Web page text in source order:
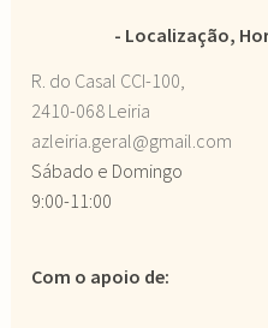
Localização,
R. do Casal CCI-100,
2410-068 Leiria
azleiria.geral@gmail.com
Sábado e Domingo
9:00-11:00
Com o apoio de: